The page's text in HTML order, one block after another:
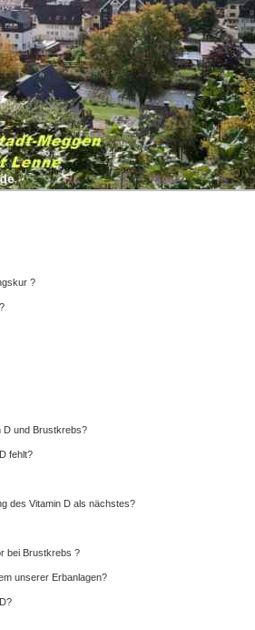
?
D und Brustkrebs?
fehlt?
des Vitamin D als nächstes?
bei Brustkrebs ?
unserer Erbanlagen?